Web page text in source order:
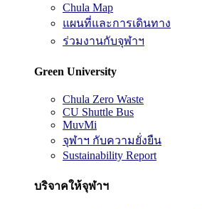
Chula Map
แผนที่และการเดินทาง
ร่วมงานกับจุฬาฯ
Green University
Chula Zero Waste
CU Shuttle Bus
MuvMi
จุฬาฯ กับความยั่งยืน
Sustainability Report
บริจาคให้จุฬาฯ